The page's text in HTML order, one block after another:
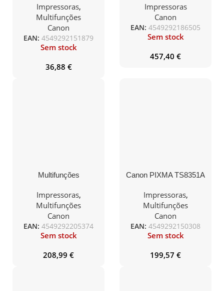
Duplex/ Preta
Impressoras,
Multifunções
Canon
EAN: 4549292151879
Sem stock
36,88 €
MF455dw Mono WIFI,
Duplex
Impressoras
Canon
EAN: 4549292186505
Sem stock
457,40 €
Multifunções
PIXMA G3570
MegaTank WiFi/ Preta
Impressoras,
Multifunções
Canon
EAN: 4549292205374
Sem stock
208,99 €
Canon PIXMA TS8351A
Multifuncional WiFi/
Duplex/ Branco
Impressoras,
Multifunções
Canon
EAN: 4549292150308
Sem stock
199,57 €